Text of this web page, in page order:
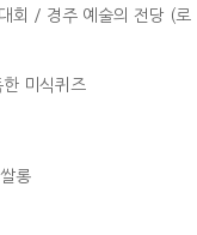
회 / 경주 예술의 전당 (로
미식퀴즈
롱